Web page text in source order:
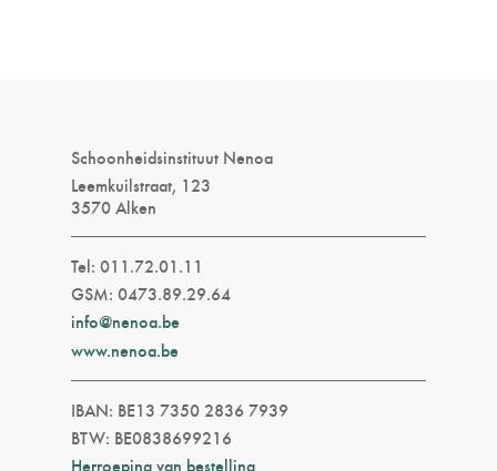
Schoonheidsinstituut Nenoa
Leemkuilstraat, 123
3570 Alken
Tel: 011.72.01.11
GSM: 0473.89.29.64
info@nenoa.be
www.nenoa.be
IBAN: BE13 7350 2836 7939
BTW: BE0838699216
Herroeping van bestelling